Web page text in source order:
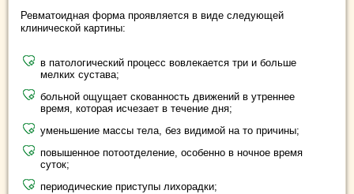
Ревматоидная форма проявляется в виде следующей
клинической картины:
в патологический процесс вовлекается три и больше
мелких сустава;
больной ощущает скованность движений в утреннее
время, которая исчезает в течение дня;
уменьшение массы тела, без видимой на то причины;
повышенное потоотделение, особенно в ночное время
суток;
периодические приступы лихорадки;